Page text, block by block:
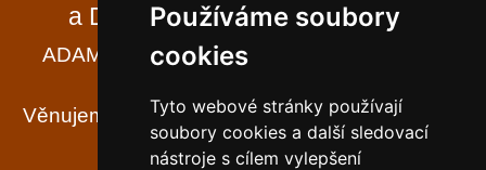
Používáme soubory
cookies
Tyto webové stránky používají
soubory cookies a další sledovací
nástroje s cílem vylepšení
a Domov se zvláštním režimem
ADAM, BÁRA, CILKA - tři jména, tři domy ...
Věnujeme se své práci tak, aby DŮM byl našim
klientům DOMOVEM